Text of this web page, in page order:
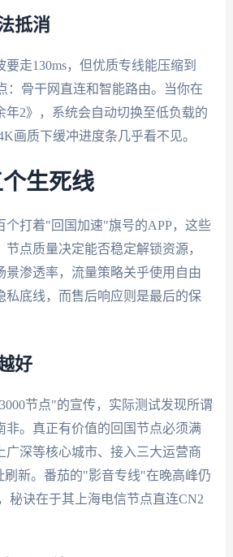
抵消
要走130ms，但优质专线能压缩到
：骨干网直连和智能路由。当你在
年2》，系统会自动切换至低负载的
画质下缓冲进度条几乎看不见。
生死线
个打着"回国加速"旗号的APP，这些
点质量决定能否稳定解锁资源，
景渗透率，流量策略关乎使用自由
私底线，而售后响应则是最后的保
好
节点"的宣传，实际测试发现所谓
非。真正有价值的回国节点必须满
广深等核心城市、接入三大运营商
刷新。番茄的"影音专线"在晚高峰仍
秘诀在于其上海电信节点直连CN2